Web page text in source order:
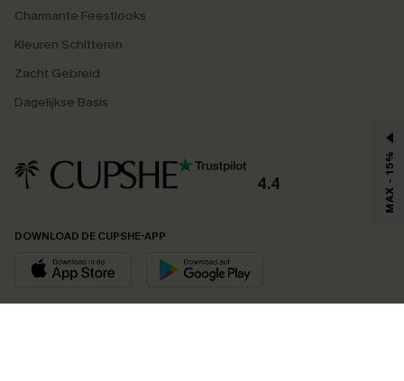
Charmante Feestlooks
Kleuren Schitteren
Zacht Gebreid
Dagelijkse Basis
4.4
DOWNLOAD DE CUPSHE-APP
MAX - 15%